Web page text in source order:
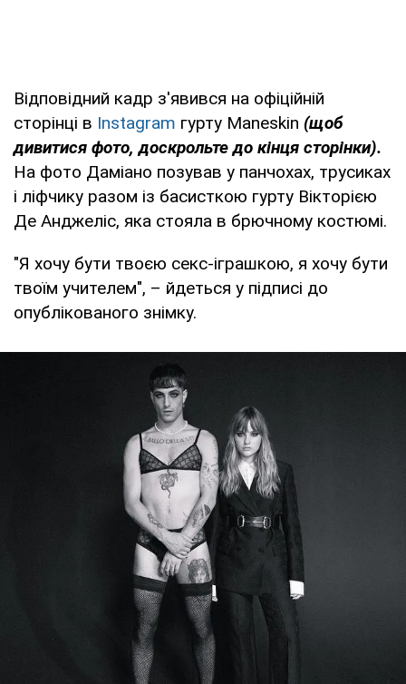
Відповідний кадр з'явився на офіційній
сторінці в Instagram гурту Maneskin (щоб
дивитися фото, доскрольте до кінця сторінки).
На фото Даміано позував у панчохах, трусиках
і ліфчику разом із басисткою гурту Вікторією
Де Анджеліс, яка стояла в брючному костюмі.
"Я хочу бути твоєю секс-іграшкою, я хочу бути
твоїм учителем", – йдеться у підписі до
опублікованого знімку.